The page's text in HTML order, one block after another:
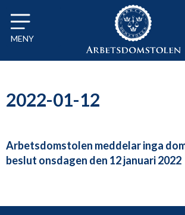
Till innehåll på sidan x
MENY
2022-01-12
Arbetsdomstolen meddelar inga
beslut onsdagen den 12 januari 2022